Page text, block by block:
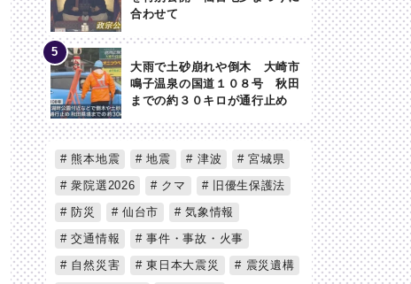
合わせて
大雨で土砂崩れや倒木 大崎市
鳴子温泉の国道１０８号 秋田
までの約３０キロが通行止め
熊本地震 地震 津波
宮城県
衆院選2026
クマ
旧優生保護法
防災
仙台市
気象情報
交通情報
事件・事故・火事
自然災害
東日本大震災
震災遺構